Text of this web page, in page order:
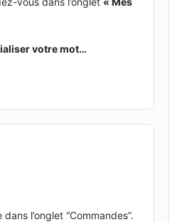
votre mot…
l’onglet “Commandes”.